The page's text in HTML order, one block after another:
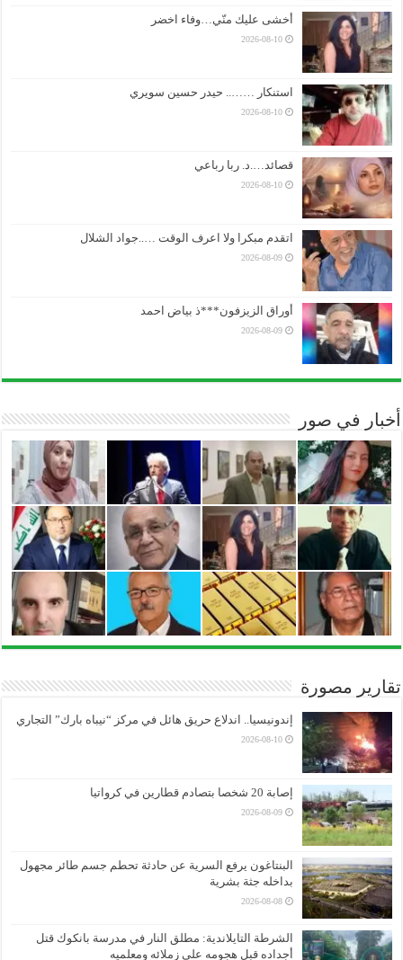
أخشى عليك منّي…وفاء اخضر
2026-08-10
استنكار …….. حيدر حسين سويري
2026-08-10
قصائد….د. ربا رباعي
2026-08-10
اتقدم مبكرا ولا اعرف الوقت …..جواد الشلال
2026-08-09
أوراق الزيزفون***ذ بياض احمد
2026-08-09
أخبار في صور
تقارير مصورة
إندونيسيا.. اندلاع حريق هائل في مركز “نيباه بارك” التجاري
2026-08-10
إصابة 20 شخصا بتصادم قطارين في كرواتيا
2026-08-09
البنتاغون يرفع السرية عن حادثة تحطم جسم طائر مجهول
بداخله جثة بشرية
2026-08-08
الشرطة التايلاندية: مطلق النار في مدرسة بانكوك قتل
أجداده قبل هجومه على زملائه ومعلميه